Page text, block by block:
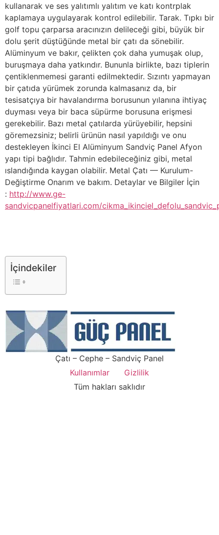
kullanarak ve ses yalıtımlı yalıtım ve katı kontrplak
kaplamaya uygulayarak kontrol edilebilir. Tarak. Tıpkı bir
golf topu çarparsa aracınızın delileceği gibi, büyük bir
dolu şerit düştüğünde metal bir çatı da sönebilir.
Alüminyum ve bakır, çelikten çok daha yumuşak olup,
buruşmaya daha yatkındır. Bununla birlikte, bazı tiplerin
çentiklenmemesi garanti edilmektedir. Sızıntı yapmayan
bir çatıda yürümek zorunda kalmasanız da, bir
tesisatçıya bir havalandırma borusunun yılanına ihtiyaç
duyması veya bir baca süpürme borusuna erişmesi
gerekebilir. Bazı metal çatılarda yürüyebilir, hepsini
göremezsiniz; belirli ürünün nasıl yapıldığı ve onu
destekleyen İkinci El Alüminyum Sandviç Panel Afyon
yapı tipi bağlıdır. Tahmin edebileceğiniz gibi, metal
ıslandığında kaygan olabilir. Metal Çatı — Kurulum-
Değiştirme Onarım ve bakım. Detaylar ve Bilgiler İçin
: http://www.ge-
sandvicpanelfiyatlari.com/
İçindekiler
Çatı – Cephe – Sandviç Panel
Kullanımlar
Gizlilik
Tüm hakları saklıdır